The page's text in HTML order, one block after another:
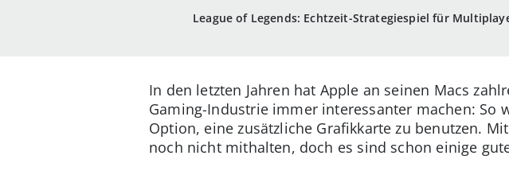
League of Legends: Echtzeit-Strategiespiel für
In den letzten Jahren hat Apple an seinen Macs
Gaming-Industrie immer interessanter machen: So
Option, eine zusätzliche Grafikkarte zu benutzen.
noch nicht mithalten, doch es sind schon einige